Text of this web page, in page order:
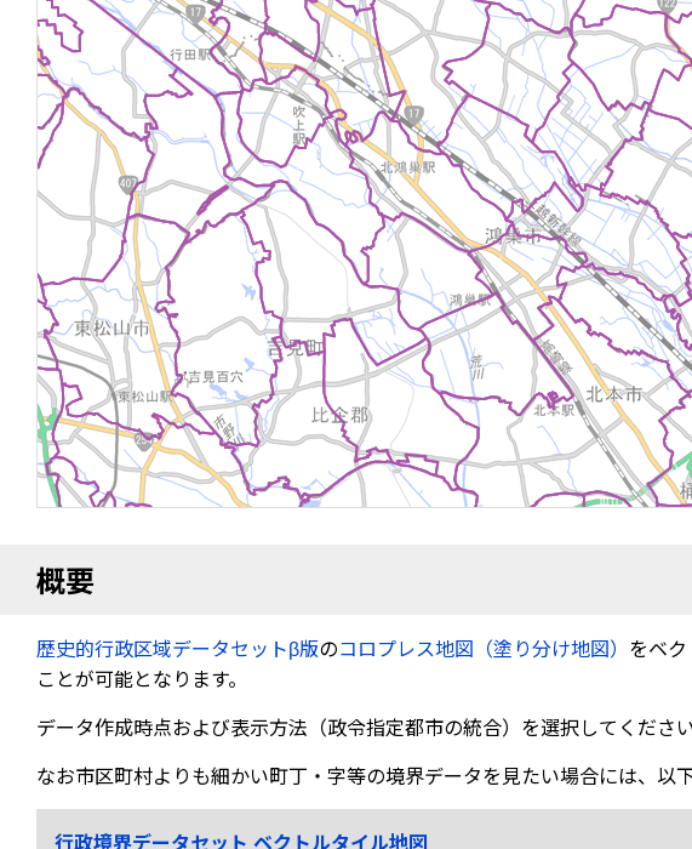
概要
歴史的行政区域データセットβ版のコロプレス地図（塗り分け地図） をベ
ことが可能となります。
データ作成時点および表示方法（政令指定都市の統合）を選択してください
なお市区町村よりも細かい町丁・字等の境界データを見たい場合には、以
行政境界データセット ベクトルタイル地図